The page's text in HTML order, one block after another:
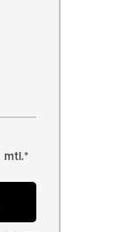
mtl.*